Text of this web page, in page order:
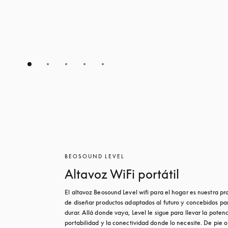
BEOSOUND LEVEL
Altavoz WiFi portátil
El altavoz Beosound Level wifi para el hogar es nuestra
de diseñar productos adaptados al futuro y concebidos
durar. Allá donde vaya, Level le sigue para llevar la
portabilidad y la conectividad donde lo necesite. De pie o